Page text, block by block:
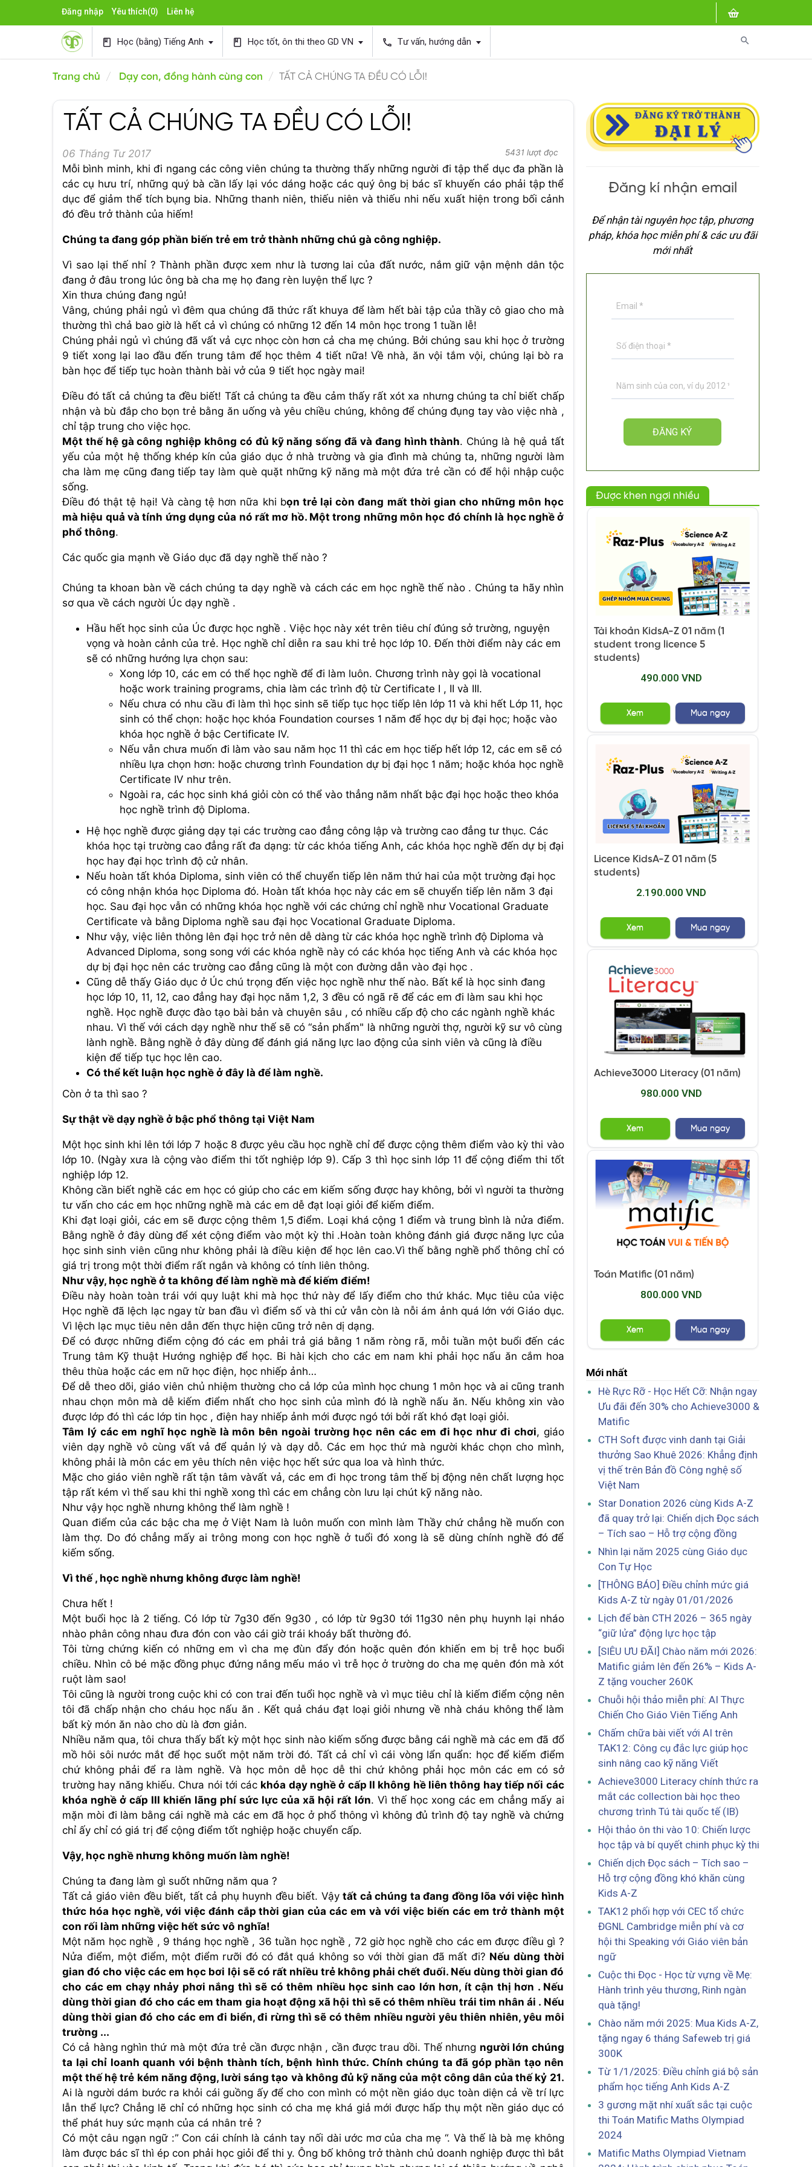
Đăng nhập Yêu thích(0) Liên hệ
search
book Học (bằng) Tiếng Anh book Học tốt, ôn thi theo GD VN phone Tư vấn, hướng dẫn
Trang chủ Dạy con, đồng hành cùng con TẤT CẢ CHÚNG TA ĐỀU CÓ LỖI!
TẤT CẢ CHÚNG TA ĐỀU CÓ LỖI!
06 Tháng Tư 2017 5431 lượt đọc
Mỗi bình minh, khi đi ngang các công viên chúng ta thường thấy những người đi tập thể dục đa phần là
các cụ hưu trí, những quý bà cần lấy lại vóc dáng hoặc các quý ông bị bác sĩ khuyến cáo phải tập thể
dục để giảm thể tích bụng bia. Những thanh niên, thiếu niên và thiếu nhi nếu xuất hiện trong bối cảnh
đó đều trở thành của hiếm!
Chúng ta đang góp phần biến trẻ em trở thành những chú gà công nghiệp.
Vì sao lại thế nhỉ ? Thành phần được xem như là tương lai của đất nước, nắm giữ vận mệnh dân tộc
đang ở đâu trong lúc ông bà cha mẹ họ đang rèn luyện thể lực ?
Xin thưa chúng đang ngủ!
Vâng, chúng phải ngủ vì đêm qua chúng đã thức rất khuya để làm hết bài tập của thầy cô giao cho mà
thường thì chả bao giờ là hết cả vì chúng có những 12 đến 14 môn học trong 1 tuần lễ!
Chúng phải ngủ vì chúng đã vất vả cực nhọc còn hơn cả cha mẹ chúng. Bởi chúng sau khi học ở trường
9 tiết xong lại lao đầu đến trung tâm để học thêm 4 tiết nữa! Về nhà, ăn vội tắm vội, chúng lại bò ra
bàn học để tiếp tục hoàn thành bài vở của 9 tiết học ngày mai!
Điều đó tất cả chúng ta đều biết! Tất cả chúng ta đều cảm thấy rất xót xa nhưng chúng ta chỉ biết chấp
nhận và bù đắp cho bọn trẻ bằng ăn uống và yêu chiều chúng, không để chúng đụng tay vào việc nhà ,
chỉ tập trung cho việc học.
Một thế hệ gà công nghiệp không có đủ kỹ năng sống đã và đang hình thành. Chúng là hệ quả tất
yếu của một hệ thống khép kín của giáo dục ở nhà trường và gia đình mà chúng ta, những người làm
cha làm mẹ cũng đang tiếp tay làm què quặt những kỹ năng mà một đứa trẻ cần có để hội nhập cuộc
sống.
Điều đó thật tệ hại! Và càng tệ hơn nữa khi bọn trẻ lại còn đang mất thời gian cho những môn học
mà hiệu quả và tính ứng dụng của nó rất mơ hồ. Một trong những môn học đó chính là học nghề ở
phổ thông.
Các quốc gia mạnh về Giáo dục đã dạy nghề thế nào ?
Chúng ta khoan bàn về cách chúng ta dạy nghề và cách các em học nghề thế nào . Chúng ta hãy nhìn
sơ qua về cách người Úc dạy nghề .
Hầu hết học sinh của Úc được học nghề . Việc học này xét trên tiêu chí đúng sở trường, nguyện
vọng và hoàn cảnh của trẻ. Học nghề chỉ diễn ra sau khi trẻ học lớp 10. Đến thời điểm này các em
sẽ có những hướng lựa chọn sau:
Xong lớp 10, các em có thể học nghề để đi làm luôn. Chương trình này gọi là vocational
hoặc work training programs, chia làm các trình độ từ Certificate I , II và III.
Nếu chưa có nhu cầu đi làm thì học sinh sẽ tiếp tục học tiếp lên lớp 11 và khi hết Lớp 11, học
sinh có thể chọn: hoặc học khóa Foundation courses 1 năm để học dự bị đại học; hoặc vào
khóa học nghề ở bậc Certificate IV.
Nếu vẫn chưa muốn đi làm vào sau năm học 11 thì các em học tiếp hết lớp 12, các em sẽ có
nhiều lựa chọn hơn: hoặc chương trình Foundation dự bị đại học 1 năm; hoặc khóa học nghề
Certificate IV như trên.
Ngoài ra, các học sinh khá giỏi còn có thể vào thẳng năm nhất bậc đại học hoặc theo khóa
học nghề trình độ Diploma.
Hệ học nghề được giảng dạy tại các trường cao đẳng công lập và trường cao đẳng tư thục. Các
khóa học tại trường cao đẳng rất đa dạng: từ các khóa tiếng Anh, các khóa học nghề đến dự bị đại
học hay đại học trình độ cử nhân.
Nếu hoàn tất khóa Diploma, sinh viên có thể chuyển tiếp lên năm thứ hai của một trường đại học
có công nhận khóa học Diploma đó. Hoàn tất khóa học này các em sẽ chuyển tiếp lên năm 3 đại
học. Sau đại học vẫn có những khóa học nghề với các chứng chỉ nghề như Vocational Graduate
Certificate và bằng Diploma nghề sau đại học Vocational Graduate Diploma.
Như vậy, việc liên thông lên đại học trở nên dễ dàng từ các khóa học nghề trình độ Diploma và
Advanced Diploma, song song với các khóa nghề này có các khóa học tiếng Anh và các khóa học
dự bị đại học nên các trường cao đẳng cũng là một con đường dẫn vào đại học .
Cũng dễ thấy Giáo dục ở Úc chú trọng đến việc học nghề như thế nào. Bất kể là học sinh đang
học lớp 10, 11, 12, cao đẳng hay đại học năm 1,2, 3 đều có ngã rẽ để các em đi làm sau khi học
nghề. Học nghề được đào tạo bài bản và chuyên sâu , có nhiều cấp độ cho các ngành nghề khác
nhau. Vì thế với cách dạy nghề như thế sẽ có “sản phẩm" là những người thợ, người kỹ sư vô cùng
lành nghề. Bằng nghề ở đây dùng để đánh giá năng lực lao động của sinh viên và cũng là điều
kiện để tiếp tục học lên cao.
Có thể kết luận học nghề ở đây là để làm nghề.
Còn ở ta thì sao ?
Sự thật về dạy nghề ở bậc phổ thông tại Việt Nam
Một học sinh khi lên tới lớp 7 hoặc 8 được yêu cầu học nghề chỉ để được cộng thêm điểm vào kỳ thi vào
lớp 10. (Ngày xưa là cộng vào điểm thi tốt nghiệp lớp 9). Cấp 3 thì học sinh lớp 11 để cộng điểm thi tốt
nghiệp lớp 12.
Không cần biết nghề các em học có giúp cho các em kiếm sống được hay không, bởi vì người ta thường
tư vấn cho các em học những nghề mà các em dễ đạt loại giỏi để kiếm điểm.
Khi đạt loại giỏi, các em sẽ được cộng thêm 1,5 điểm. Loại khá cộng 1 điểm và trung bình là nửa điểm.
Bằng nghề ở đây dùng để xét cộng điểm vào một kỳ thi .Hoàn toàn không đánh giá được năng lực của
học sinh sinh viên cũng như không phải là điều kiện để học lên cao.Vì thế bằng nghề phổ thông chỉ có
giá trị trong một thời điểm rất ngắn và không có tính liên thông.
Như vậy, học nghề ở ta không để làm nghề mà để kiếm điểm!
Điều này hoàn toàn trái với quy luật khi mà học thứ này để lấy điểm cho thứ khác. Mục tiêu của việc
Học nghề đã lệch lạc ngay từ ban đầu vì điểm số và thi cử vẫn còn là nỗi ám ảnh quá lớn với Giáo dục.
Vì lệch lạc mục tiêu nên dẫn đến thực hiện cũng trở nên dị dạng.
Để có được những điểm cộng đó các em phải trả giá bằng 1 năm ròng rã, mỗi tuần một buổi đến các
Trung tâm Kỹ thuật Hướng nghiệp để học. Bi hài kịch cho các em nam khi phải học nấu ăn cắm hoa
thêu thùa hoặc các em nữ học điện, học nhiếp ảnh…
Để dễ theo dõi, giáo viên chủ nhiệm thường cho cả lớp của mình học chung 1 môn học và ai cũng tranh
nhau chọn môn mà dễ kiếm điểm nhất cho học sinh của mình đó là nghề nấu ăn. Nếu không xin vào
được lớp đó thì các lớp tin học , điện hay nhiếp ảnh mới được ngó tới bởi rất khó đạt loại giỏi.
Tâm lý các em nghĩ học nghề là môn bên ngoài trường học nên các em đi học như đi chơi, giáo
viên dạy nghề vô cùng vất vả để quản lý và dạy dỗ. Các em học thứ mà người khác chọn cho mình,
không phải là môn các em yêu thích nên việc học hết sức qua loa và hình thức.
Mặc cho giáo viên nghề rất tận tâm vàvất vả, các em đi học trong tâm thế bị động nên chất lượng học
tập rất kém vì thế sau khi thi nghề xong thì các em chẳng còn lưu lại chút kỹ năng nào.
Như vậy học nghề nhưng không thể làm nghề !
Quan điểm của các bậc cha mẹ ở Việt Nam là luôn muốn con mình làm Thầy chứ chẳng hề muốn con
làm thợ. Do đó chẳng mấy ai trông mong con học nghề ở tuổi đó xong là sẽ dùng chính nghề đó để
kiếm sống.
Vì thế , học nghề nhưng không được làm nghề!
Chưa hết !
Một buổi học là 2 tiếng. Có lớp từ 7g30 đến 9g30 , có lớp từ 9g30 tới 11g30 nên phụ huynh lại nháo
nhào phân công nhau đưa đón con vào cái giờ trái khoáy bất thường đó.
Tôi từng chứng kiến có những em vì cha mẹ đùn đẩy đón hoặc quên đón khiến em bị trễ học buổi
chiều. Nhìn cô bé mặc đồng phục đứng nắng mếu máo vì trễ học ở trường do cha mẹ quên đón mà xót
ruột làm sao!
Tôi cũng là người trong cuộc khi có con trai đến tuổi học nghề và vì mục tiêu chỉ là kiếm điểm cộng nên
tôi đã chấp nhận cho cháu học nấu ăn . Kết quả cháu đạt loại giỏi nhưng về nhà cháu không thể làm
bất kỳ món ăn nào cho dù là đơn giản.
Nhiều năm qua, tôi chưa thấy bất kỳ một học sinh nào kiếm sống được bằng cái nghề mà các em đã đổ
mồ hôi sôi nước mắt để học suốt một năm trời đó. Tất cả chỉ vì cái vòng lẩn quẩn: học để kiếm điểm
chứ không phải để ra làm nghề. Và học môn dễ học dễ thi chứ không phải học môn các em có sở
trường hay năng khiếu. Chưa nói tới các khóa dạy nghề ở cấp II không hề liên thông hay tiếp nối các
khóa nghề ở cấp III khiến lãng phí sức lực của xã hội rất lớn. Vì thế học xong các em chẳng mấy ai
mặn mòi đi làm bằng cái nghề mà các em đã học ở phổ thông vì không đủ trình độ tay nghề và chứng
chỉ ấy chỉ có giá trị để cộng điểm tốt nghiệp hoặc chuyển cấp.
Vậy, học nghề nhưng không muốn làm nghề!
Chúng ta đang làm gì suốt những năm qua ?
Tất cả giáo viên đều biết, tất cả phụ huynh đều biết. Vậytất cả chúng ta đang đồng lõa với việc hình
thức hóa học nghề, với việc đánh cắp thời gian của các em và với việc biến các em trở thành một
con rối làm những việc hết sức vô nghĩa!
Một năm học nghề , 9 tháng học nghề , 36 tuần học nghề , 72 giờ học nghề cho các em được điều gì ?
Nửa điểm, một điểm, một điểm rưỡi đó có đắt quá không so với thời gian đã mất đi? Nếu dùng thời
gian đó cho việc các em học bơi lội sẽ có rất nhiều trẻ không phải chết đuối. Nếu dùng thời gian đó
cho các em chạy nhảy phơi nắng thì sẽ có thêm nhiều học sinh cao lớn hơn, ít cận thị hơn . Nếu
dùng thời gian đó cho các em tham gia hoạt động xã hội thì sẽ có thêm nhiều trái tim nhân ái . Nếu
dùng thời gian đó cho các em đi biển, đi rừng thì sẽ có thêm nhiều người yêu thiên nhiên, yêu môi
trường ...
Có cả hàng nghìn thứ mà một đứa trẻ cần được nhận , cần được trau dồi. Thế nhưng người lớn chúng
ta lại chỉ loanh quanh với bệnh thành tích, bệnh hình thức. Chính chúng ta đã góp phần tạo nên
một thế hệ trẻ kém năng động, lười sáng tạo và không đủ kỹ năng của một công dân của thế kỷ 21.
Ai là người dám bước ra khỏi cái guồng ấy để cho con mình có một nền giáo dục toàn diện cả về trí lực
lẫn thể lực? Chẳng lẽ chỉ có những học sinh có cha mẹ khá giả mới được hấp thụ một nền giáo dục có
thể phát huy sức mạnh của cá nhân trẻ ?
Có một câu ngạn ngữ :” Con cái chính là cánh tay nối dài ước mơ của cha mẹ “. Và thế là bà mẹ không
làm được bác sĩ thì ép con phải học giỏi để thi y. Ông bố không trở thành chủ doanh nghiệp được thì bắt
Đăng kí nhận email
Để nhận tài nguyên học tập, phương
pháp, khóa học miễn phí & các ưu đãi
mới nhất
Được khen ngợi nhiều
Tài khoản KidsA-Z 01 năm (1
student trong licence 5
students)
490.000 VND
Xem Mua ngay
Licence KidsA-Z 01 năm (5
students)
2.190.000 VND
Xem Mua ngay
Achieve3000 Literacy (01 năm)
980.000 VND
Xem Mua ngay
Toán Matific (01 năm)
800.000 VND
Xem Mua ngay
Mới nhất
Hè Rực Rỡ - Học Hết Cỡ: Nhận ngay
Ưu đãi đến 30% cho Achieve3000 &
Matific
CTH Soft được vinh danh tại Giải
thưởng Sao Khuê 2026: Khẳng định
vị thế trên Bản đồ Công nghệ số
Việt Nam
Star Donation 2026 cùng Kids A-Z
đã quay trở lại: Chiến dịch Đọc sách
– Tích sao – Hỗ trợ cộng đồng
Nhìn lại năm 2025 cùng Giáo dục
Con Tự Học
[THÔNG BÁO] Điều chỉnh mức giá
Kids A-Z từ ngày 01/01/2026
Lịch để bàn CTH 2026 – 365 ngày
“giữ lửa” động lực học tập
[SIÊU ƯU ĐÃI] Chào năm mới 2026:
Matific giảm lên đến 26% – Kids A-
Z tặng voucher 260K
Chuỗi hội thảo miễn phí: AI Thực
Chiến Cho Giáo Viên Tiếng Anh
Chấm chữa bài viết với AI trên
TAK12: Công cụ đắc lực giúp học
sinh nâng cao kỹ năng Viết
Achieve3000 Literacy chính thức ra
mắt các collection bài học theo
chương trình Tú tài quốc tế (IB)
Hội thảo ôn thi vào 10: Chiến lược
học tập và bí quyết chinh phục kỳ thi
Chiến dịch Đọc sách – Tích sao –
Hỗ trợ cộng đồng khó khăn cùng
Kids A-Z
TAK12 phối hợp với CEC tổ chức
ĐGNL Cambridge miễn phí và cơ
hội thi Speaking với Giáo viên bản
ngữ
Cuộc thi Đọc - Học từ vựng về Mẹ:
Hành trình yêu thương, Rinh ngàn
quà tặng!
Chào năm mới 2025: Mua Kids A-Z,
tặng ngay 6 tháng Safeweb trị giá
300K
Từ 1/1/2025: Điều chỉnh giá bộ sản
phẩm học tiếng Anh Kids A-Z
3 gương mặt nhí xuất sắc tại cuộc
thi Toán Matific Maths Olympiad
2024
Matific Maths Olympiad Vietnam